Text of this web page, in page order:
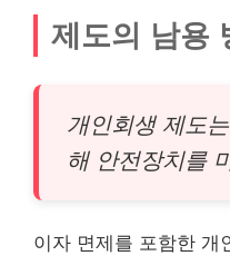
제도의 남용
개인회생 제도
해 안전장치를
이자 면제를 포함한 개